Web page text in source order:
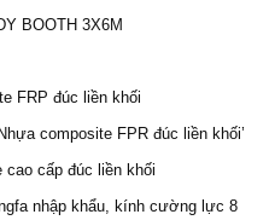
BOOTH 3X6M
đúc liền khối
composite FPR đúc liền khối’
cấp đúc liền khối
nhập khẩu, kính cường lực 8